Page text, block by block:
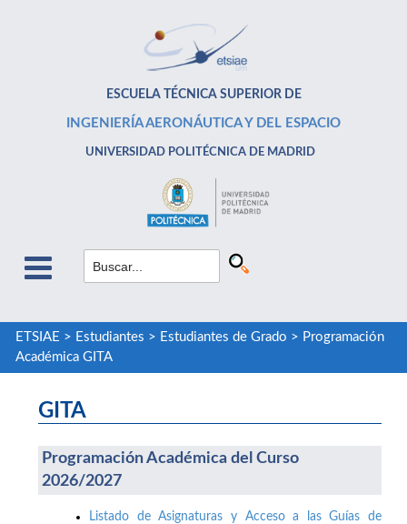
ESCUELA TÉCNICA SUPERIOR DE
INGENIERÍA AERONÁUTICA Y DEL ESPACIO
UNIVERSIDAD POLITÉCNICA DE MADRID
ETSIAE > Estudiantes > Estudiantes de Grado > Programación
Académica GITA
GITA
Programación Académica del Curso
2026/2027
Listado de Asignaturas y Acceso a las Guías de